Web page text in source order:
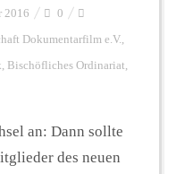
2016 0
Dokumentarfilm e.V.,
, Bischöfliches Ordinariat,
an: Dann sollte
des neuen